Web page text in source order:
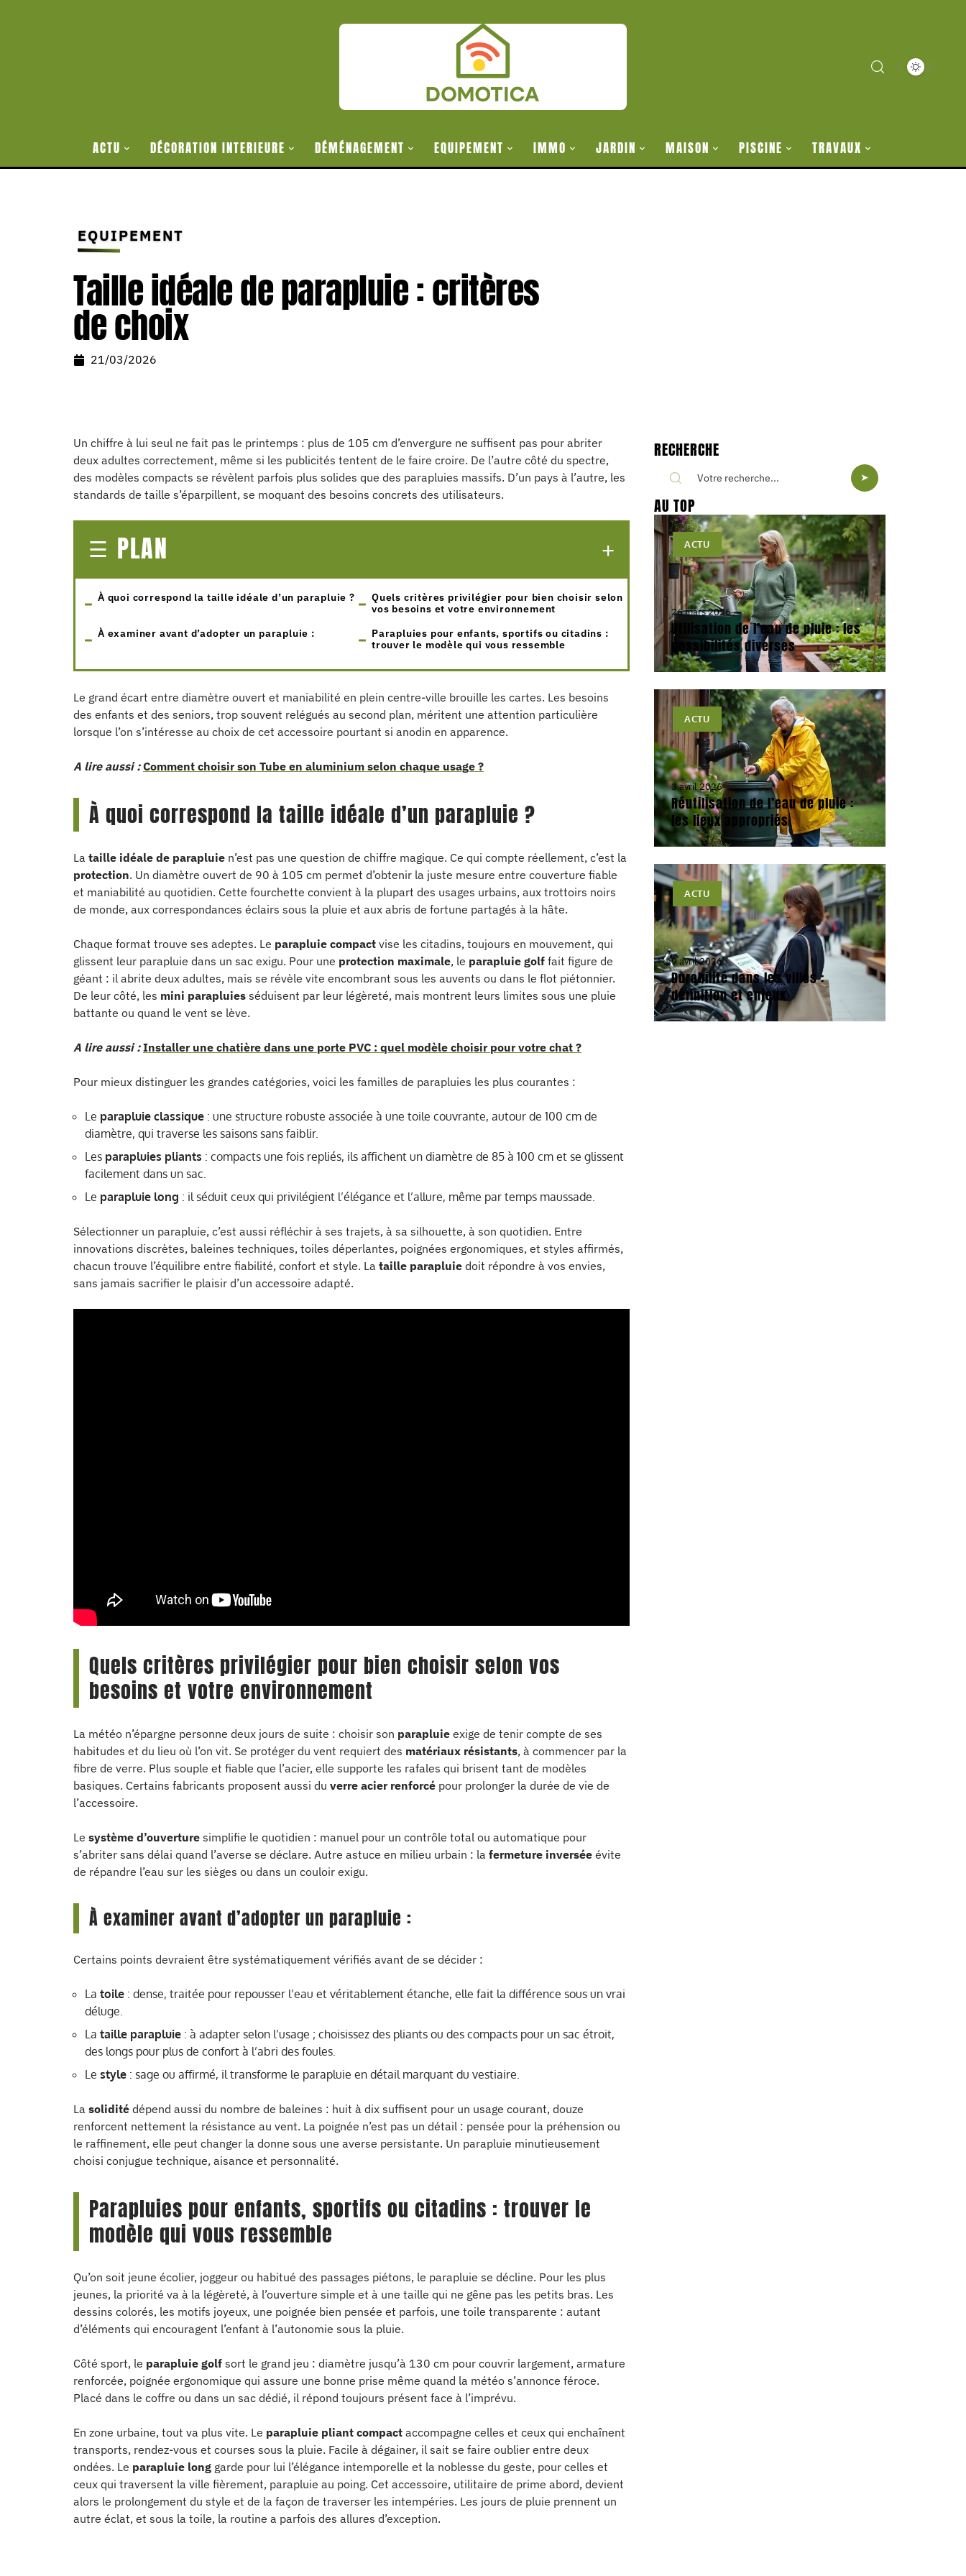
ACTU DÉCORATION INTERIEURE DÉMÉNAGEMENT EQUIPEMENT IMMO JARDIN MAISON PISCINE TRAVAUX
EQUIPEMENT
Taille idéale de parapluie : critères
de choix
21/03/2026
Un chiffre à lui seul ne fait pas le printemps : plus de 105 cm d’envergure ne suffisent pas pour abriter
deux adultes correctement, même si les publicités tentent de le faire croire. De l’autre côté du spectre,
des modèles compacts se révèlent parfois plus solides que des parapluies massifs. D’un pays à l’autre, les
standards de taille s’éparpillent, se moquant des besoins concrets des utilisateurs.
PLAN
À quoi correspond la taille idéale d’un parapluie ?
Quels critères privilégier pour bien choisir selon
vos besoins et votre environnement
À examiner avant d’adopter un parapluie :
Parapluies pour enfants, sportifs ou citadins :
trouver le modèle qui vous ressemble
Le grand écart entre diamètre ouvert et maniabilité en plein centre-ville brouille les cartes. Les besoins
des enfants et des seniors, trop souvent relégués au second plan, méritent une attention particulière
lorsque l’on s’intéresse au choix de cet accessoire pourtant si anodin en apparence.
A lire aussi : Comment choisir son Tube en aluminium selon chaque usage ?
À quoi correspond la taille idéale d’un parapluie ?
La taille idéale de parapluie n’est pas une question de chiffre magique. Ce qui compte réellement, c’est la
protection. Un diamètre ouvert de 90 à 105 cm permet d’obtenir la juste mesure entre couverture fiable
et maniabilité au quotidien. Cette fourchette convient à la plupart des usages urbains, aux trottoirs noirs
de monde, aux correspondances éclairs sous la pluie et aux abris de fortune partagés à la hâte.
Chaque format trouve ses adeptes. Le parapluie compact vise les citadins, toujours en mouvement, qui
glissent leur parapluie dans un sac exigu. Pour une protection maximale, le parapluie golf fait figure de
géant : il abrite deux adultes, mais se révèle vite encombrant sous les auvents ou dans le flot piétonnier.
De leur côté, les mini parapluies séduisent par leur légèreté, mais montrent leurs limites sous une pluie
battante ou quand le vent se lève.
A lire aussi : Installer une chatière dans une porte PVC : quel modèle choisir pour votre chat ?
Pour mieux distinguer les grandes catégories, voici les familles de parapluies les plus courantes :
Le parapluie classique : une structure robuste associée à une toile couvrante, autour de 100 cm de
diamètre, qui traverse les saisons sans faiblir.
Les parapluies pliants : compacts une fois repliés, ils affichent un diamètre de 85 à 100 cm et se glissent
facilement dans un sac.
Le parapluie long : il séduit ceux qui privilégient l’élégance et l’allure, même par temps maussade.
Sélectionner un parapluie, c’est aussi réfléchir à ses trajets, à sa silhouette, à son quotidien. Entre
innovations discrètes, baleines techniques, toiles déperlantes, poignées ergonomiques, et styles affirmés,
chacun trouve l’équilibre entre fiabilité, confort et style. La taille parapluie doit répondre à vos envies,
sans jamais sacrifier le plaisir d’un accessoire adapté.
Quels critères privilégier pour bien choisir selon vos
besoins et votre environnement
La météo n’épargne personne deux jours de suite : choisir son parapluie exige de tenir compte de ses
habitudes et du lieu où l’on vit. Se protéger du vent requiert des matériaux résistants, à commencer par la
fibre de verre. Plus souple et fiable que l’acier, elle supporte les rafales qui brisent tant de modèles
basiques. Certains fabricants proposent aussi du verre acier renforcé pour prolonger la durée de vie de
l’accessoire.
Le système d’ouverture simplifie le quotidien : manuel pour un contrôle total ou automatique pour
s’abriter sans délai quand l’averse se déclare. Autre astuce en milieu urbain : la fermeture inversée évite
de répandre l’eau sur les sièges ou dans un couloir exigu.
À examiner avant d’adopter un parapluie :
Certains points devraient être systématiquement vérifiés avant de se décider :
La toile : dense, traitée pour repousser l’eau et véritablement étanche, elle fait la différence sous un vrai
déluge.
La taille parapluie : à adapter selon l’usage ; choisissez des pliants ou des compacts pour un sac étroit,
des longs pour plus de confort à l’abri des foules.
Le style : sage ou affirmé, il transforme le parapluie en détail marquant du vestiaire.
La solidité dépend aussi du nombre de baleines : huit à dix suffisent pour un usage courant, douze
renforcent nettement la résistance au vent. La poignée n’est pas un détail : pensée pour la préhension ou
le raffinement, elle peut changer la donne sous une averse persistante. Un parapluie minutieusement
choisi conjugue technique, aisance et personnalité.
Parapluies pour enfants, sportifs ou citadins : trouver le
modèle qui vous ressemble
Qu’on soit jeune écolier, joggeur ou habitué des passages piétons, le parapluie se décline. Pour les plus
jeunes, la priorité va à la légèreté, à l’ouverture simple et à une taille qui ne gêne pas les petits bras. Les
dessins colorés, les motifs joyeux, une poignée bien pensée et parfois, une toile transparente : autant
d’éléments qui encouragent l’enfant à l’autonomie sous la pluie.
Côté sport, le parapluie golf sort le grand jeu : diamètre jusqu’à 130 cm pour couvrir largement, armature
renforcée, poignée ergonomique qui assure une bonne prise même quand la météo s’annonce féroce.
Placé dans le coffre ou dans un sac dédié, il répond toujours présent face à l’imprévu.
En zone urbaine, tout va plus vite. Le parapluie pliant compact accompagne celles et ceux qui enchaînent
transports, rendez-vous et courses sous la pluie. Facile à dégainer, il sait se faire oublier entre deux
ondées. Le parapluie long garde pour lui l’élégance intemporelle et la noblesse du geste, pour celles et
ceux qui traversent la ville fièrement, parapluie au poing. Cet accessoire, utilitaire de prime abord, devient
alors le prolongement du style et de la façon de traverser les intempéries. Les jours de pluie prennent un
autre éclat, et sous la toile, la routine a parfois des allures d’exception.
RECHERCHE
AU TOP
ACTU
26 mars 2026
Utilisation de l’eau de pluie : les
possibilités diverses
ACTU
3 avril 2026
Réutilisation de l’eau de pluie :
les lieux appropriés
ACTU
9 avril 2026
Durabilité dans les villes :
définition et enjeux